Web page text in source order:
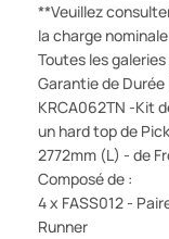
**Veuillez
la charge
Toutes les
Garantie de
KRCA062TN -Kit
un hard top de
2772mm (L) - de
Composé de :
4 x FASS012 -
Runner